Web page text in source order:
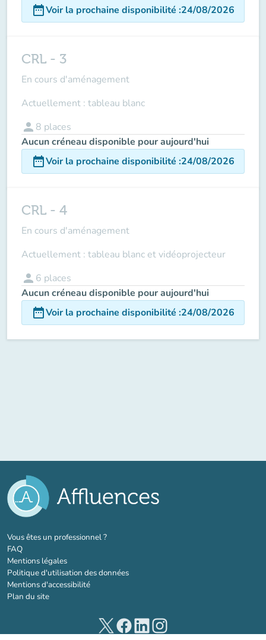
date_rangeVoir la prochaine disponibilité :24/08/2026
CRL - 3
En cours d'aménagement
Actuellement : tableau blanc
person 8 places
Aucun créneau disponible pour aujourd'hui
date_rangeVoir la prochaine disponibilité :24/08/2026
CRL - 4
En cours d'aménagement
Actuellement : tableau blanc et vidéoprojecteur
person 6 places
Aucun créneau disponible pour aujourd'hui
date_rangeVoir la prochaine disponibilité :24/08/2026
Vous êtes un professionnel ?(nouvel onglet)
FAQ
Mentions légales
Politique d'utilisation des données
Mentions d'accessibilité
Plan du site
(nouvel onglet)
(nouvel onglet)
(nouvel onglet)